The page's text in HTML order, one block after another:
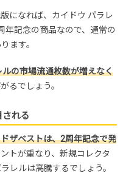
になれば、カイドウ パラレ
年記念の商品なので、通常の
ます。
の市場流通枚数が増えなく
るでしょう。
される
ザベストは、2周年記念で発
トが重なり、新規コレクタ
レルは高騰するでしょう。